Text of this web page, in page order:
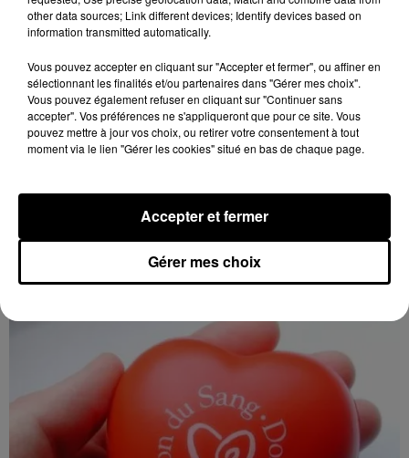
17h16
LES ROCHES-L'ÉVÊQUE (41) - VIDE-
GRENIERS DE LA BERNACHE
Dimanche 27 septembre, Les Roches-l'Évêque (Loir-
other data sources; Link different devices; Identify devices based on
information transmitted automatically.
Vous pouvez accepter en cliquant sur "Accepter et fermer", ou affiner en
sélectionnant les finalités et/ou partenaires dans "Gérer mes choix".
Vous pouvez également refuser en cliquant sur "Continuer sans
accepter". Vos préférences ne s'appliqueront que pour ce site. Vous
pouvez mettre à jour vos choix, ou retirer votre consentement à tout
moment via le lien "Gérer les cookies" situé en bas de chaque page.
Gérer mes choix
Accepter et fermer